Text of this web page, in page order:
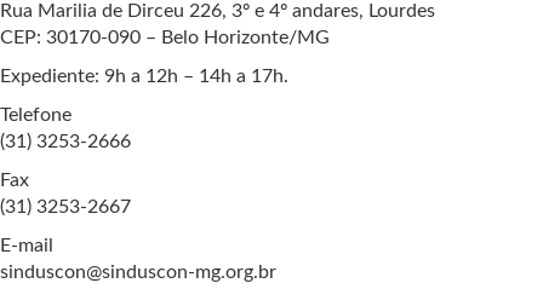
Rua Marilia de Dirceu 226, 3º e 4º andares, Lourdes
CEP: 30170-090 – Belo Horizonte/MG
Expediente: 9h a 12h – 14h a 17h.
Telefone
(31) 3253-2666
Fax
(31) 3253-2667
E-mail
sinduscon@sinduscon-mg.org.br